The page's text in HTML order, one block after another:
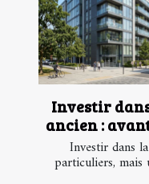
Investir
ancien :
Investir dans
particuliers, mais